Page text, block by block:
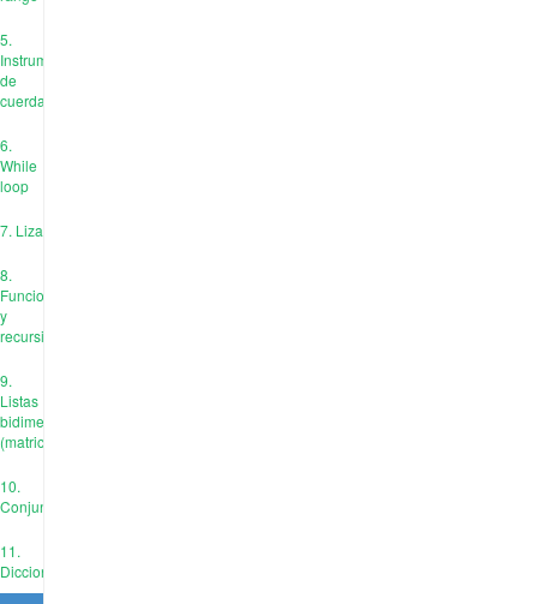
5.
Instrumentos
de
cuerda
6.
While
loop
7. Liza
8.
Funciones
y
recursión
9.
Listas
bidimensionales
(matrices)
10.
Conjuntos
11.
Diccionarios